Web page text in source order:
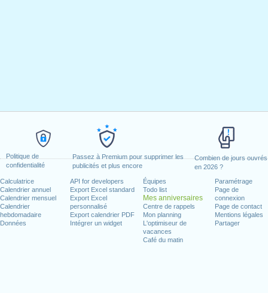
Politique de
confidentialité
Passez à Premium pour supprimer les
publicités et plus encore
Combien de jours ouvrés
en 2026 ?
Calculatrice
Calendrier annuel
Calendrier mensuel
Calendrier
hebdomadaire
Données
API for developers
Export Excel standard
Export Excel
personnalisé
Export calendrier PDF
Intégrer un widget
Équipes
Todo list
Mes anniversaires
Centre de rappels
Mon planning
L'optimiseur de
vacances
Café du matin
Paramétrage
Page de
connexion
Page de contact
Mentions légales
Partager